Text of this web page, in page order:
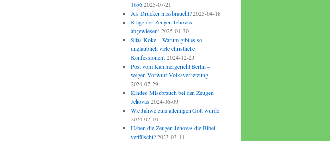
1656 2025-07-21
Als Drücker missbraucht? 2025-04-18
Klage der Zeugen Jehovas
abgewiesen! 2025-01-30
Silas Koke – Warum gibt es so
unglaublich viele christliche
Konfessionen? 2024-12-29
Post vom Kammergericht Berlin –
wegen Vorwurf Volksverhetzung
2024-07-29
Kindes-Missbrauch bei den Zeugen
Jehovas 2024-06-09
Wie Jahwe zum alleinigen Gott wurde
2024-02-10
Haben die Zeugen Jehovas die Bibel
verfälscht? 2023-03-11